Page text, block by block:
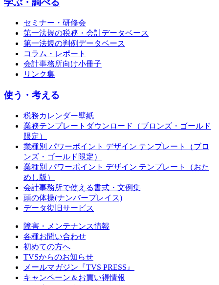
学ぶ・調べる
セミナー・研修会
第一法規の税務・会計データベース
第一法規の判例データベース
コラム・レポート
会計事務所向け小冊子
リンク集
使う・考える
税務カレンダー壁紙
業務テンプレートダウンロード（ブロンズ・ゴールド
限定）
業種別 パワーポイント デザイン テンプレート（ブロ
ンズ・ゴールド限定）
業種別 パワーポイント デザイン テンプレート（おた
めし版）
会計事務所で使える書式・文例集
頭の体操(ナンバープレイス)
データ復旧サービス
障害・メンテナンス情報
各種お問い合わせ
初めての方へ
TVSからのお知らせ
メールマガジン『TVS PRESS』
キャンペーン＆お買い得情報